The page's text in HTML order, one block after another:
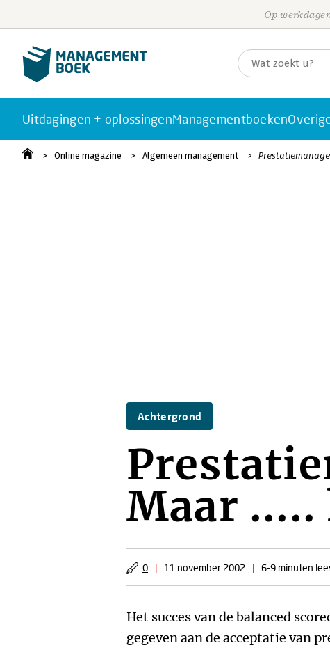
Op
Uitdagingen + oplossingenManagementboeken
Online magazine Algemeen management
Achtergrond
Maar
0 | 11 november 2002 | 6-9 minuten
Het succes van de balanced
gegeven aan de acceptatie van